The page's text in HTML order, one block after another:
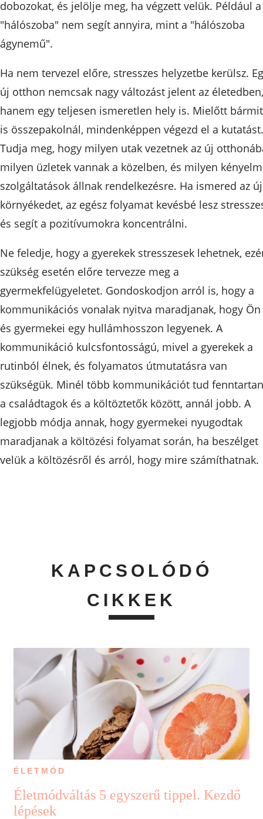
dobozokat, és jelölje meg, ha végzett velük. Például a
"hálószoba" nem segít annyira, mint a "hálószoba
ágynemű".
Ha nem tervezel előre, stresszes helyzetbe kerülsz.
új otthon nemcsak nagy változást jelent az életedben,
hanem egy teljesen ismeretlen hely is. Mielőtt bármit
is összepakolnál, mindenképpen végezd el a kutatást.
Tudja meg, hogy milyen utak vezetnek az új
milyen üzletek vannak a közelben, és milyen
szolgáltatások állnak rendelkezésre. Ha ismered az új
környékedet, az egész folyamat kevésbé lesz
és segít a pozitívumokra koncentrálni.
Ne feledje, hogy a gyerekek stresszesek lehetnek,
szükség esetén előre tervezze meg a
gyermekfelügyeletet. Gondoskodjon arról is, hogy a
kommunikációs vonalak nyitva maradjanak, hogy Ön
és gyermekei egy hullámhosszon legyenek. A
kommunikáció kulcsfontosságú, mivel a gyerekek a
rutinból élnek, és folyamatos útmutatásra van
szükségük. Minél több kommunikációt tud
a családtagok és a költöztetők között, annál jobb. A
legjobb módja annak, hogy gyermekei nyugodtak
maradjanak a költözési folyamat során, ha beszélget
velük a költözésről és arról, hogy mire számíthatnak.
KAPCSOLÓDÓ
CIKKEK
ÉLETMÓD
Életmódváltás 5 egyszerű tippel. Kezdő
lépések